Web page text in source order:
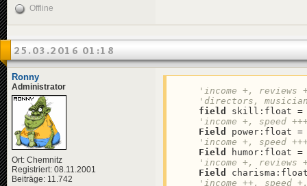
Offline
25.03.2016 01:18
Ronny
Administrator
Ort: Chemnitz
Registriert: 08.11.2001
Beiträge: 11.742
'income +, reviews
'directors,
field
skill:float
'income +, speed
Field
power:float
'income +, speed
Field
humor:float
'income +, reviews
Field